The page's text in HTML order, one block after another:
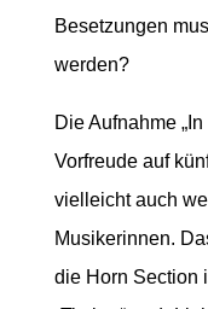
Besetzungen
werden?
Die Aufnahme
Vorfreude auf
vielleicht auch
Musikerinnen.
die Horn Section